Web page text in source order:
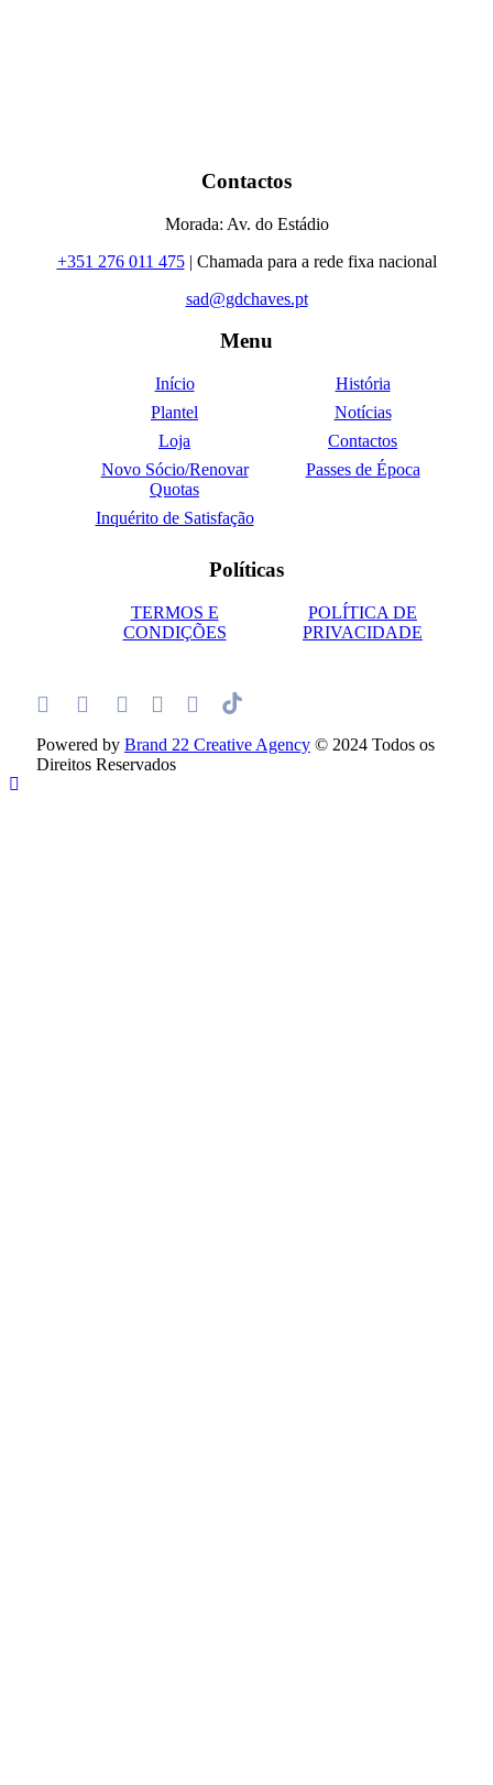
Contactos
Morada: Av. do Estádio
+351 276 011 475| Chamada para a rede fixa nacional
sad@gdchaves.pt
Menu
Início
História
Plantel
Notícias
Loja
Contactos
Novo Sócio/Renovar
Quotas
Passes de Época
Inquérito de Satisfação
Políticas
TERMOS E
CONDIÇÕES
POLÍTICA DE
PRIVACIDADE
Powered by Brand 22 Creative Agency © 2024 Todos os
Direitos Reservados